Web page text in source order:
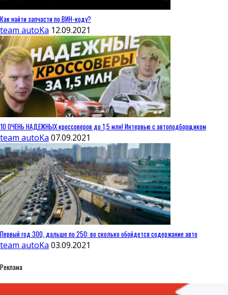
Как найти запчасти по ВИН-коду?
team autoKa 12.09.2021
10 ОЧЕНЬ НАДЕЖНЫХ кроссоверов до 1,5 млн! Интервью с автоподборщиком
team autoKa 07.09.2021
Первый год 300, дальше по 250: во сколько обойдется содержание авто
team autoKa 03.09.2021
Реклама